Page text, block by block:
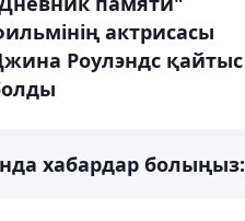
актрисасы
Роулэндс қайтыс
хабардар болыңыз: